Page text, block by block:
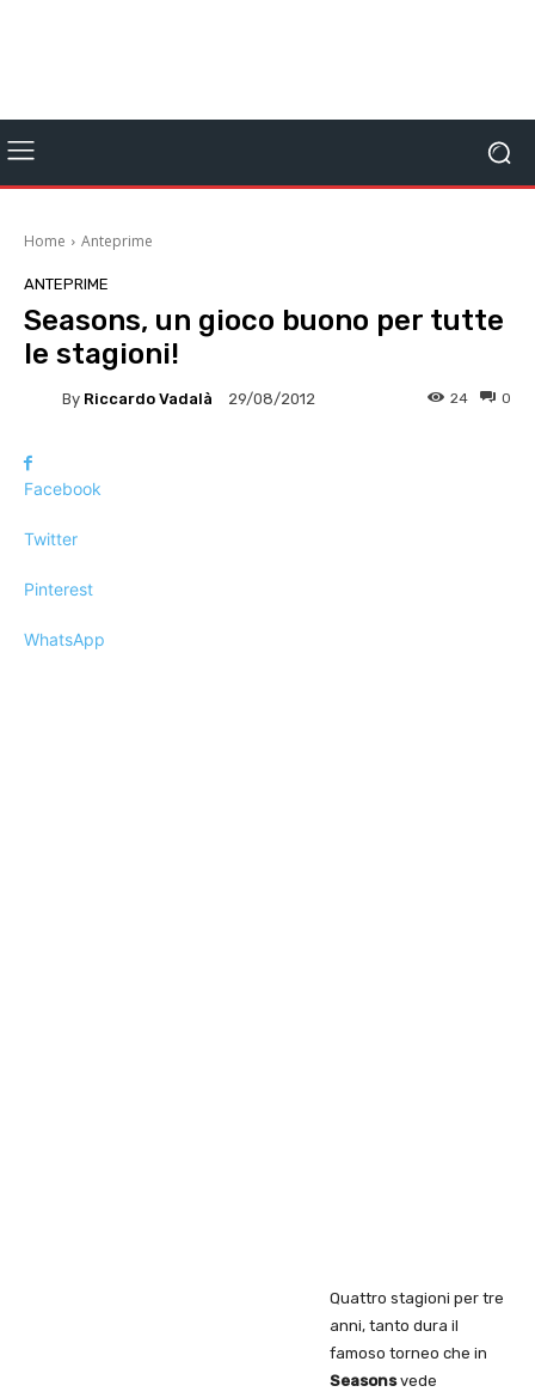
Home Anteprime
ANTEPRIME
Seasons, un gioco buono per tutte
le stagioni!
By Riccardo Vadalà 29/08/2012 0
24
Facebook
Twitter
Pinterest
WhatsApp
Quattro stagioni per tre
anni, tanto dura il
famoso torneo che in
Seasonsvede